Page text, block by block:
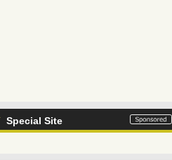
Special Site